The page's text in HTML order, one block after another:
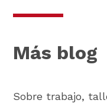
Más blog
Sobre trabajo,